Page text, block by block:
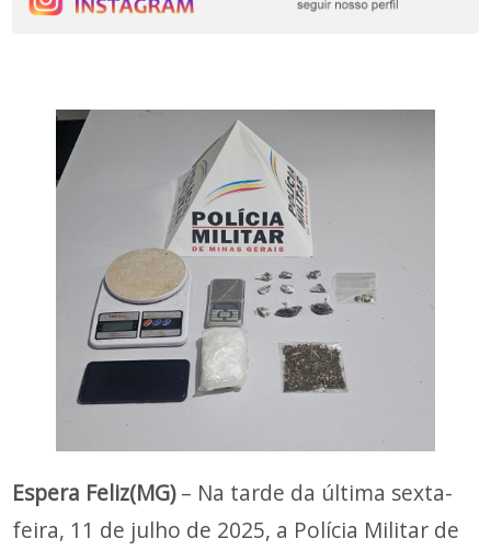
Espera Feliz(MG)– Na tarde da última sexta-
feira, 11 de julho de 2025, a Polícia Militar de